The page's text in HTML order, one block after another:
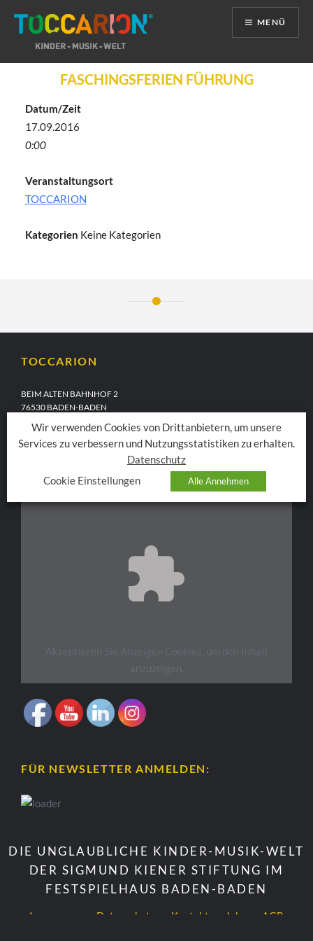
MENÜ
Inhalt
FASCHINGSFERIEN FÜHRUNG
Datum/Zeit
17.09.2016
0:00
Veranstaltungsort
TOCCARION
Kategorien Keine Kategorien
TOCCARION
BEIM ALTEN BAHNHOF 2
76530 BADEN-BADEN
TELEFON07221.30 13-185
EMAILinfo@toccarion.de
Akzeptieren Sie Anzeigen Cookies, um den Inhalt
anzuzeigen.
FÜR NEWSLETTER ANMELDEN:
DIE UNGLAUBLICHE KINDER-MUSIK-WELT
DER SIGMUND KIENER STIFTUNG IM
FESTSPIELHAUS BADEN-BADEN
Impressum Datenschutz Kontakt Jobs AGB
Wir verwenden Cookies von Drittanbietern, um unsere
Services zu verbessern und Nutzungsstatistiken zu erhalten.
Datenschutz
Cookie Einstellungen
Alle Annehmen